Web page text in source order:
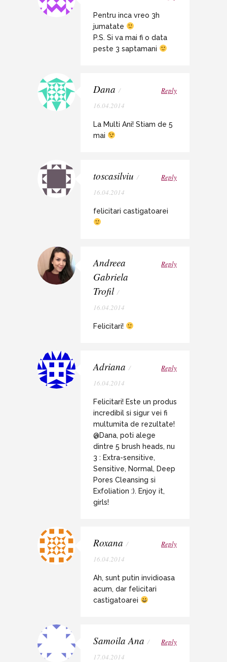
Pentru inca vreo 3h
jumatate
P.S. Si va mai fi o data
peste 3 saptamani
Dana /
16.04.2014
Reply
La Multi Ani! Stiam de 5
mai
toscasilviu /
16.04.2014
Reply
felicitari castigatoarei
Andreea
Gabriela
Trofil /
16.04.2014
Reply
Felicitari!
Adriana /
16.04.2014
Reply
Felicitari! Este un produs
incredibil si sigur vei fi
multumita de rezultate!
@Dana, poti alege
dintre 5 brush heads, nu
3 : Extra-sensitive,
Sensitive, Normal, Deep
Pores Cleansing si
Exfoliation :). Enjoy it,
girls!
Roxana /
16.04.2014
Reply
Ah, sunt putin invidioasa
acum, dar felicitari
castigatoarei
Samoila Ana /
17.04.2014
Reply